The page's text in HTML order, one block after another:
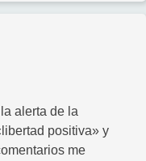
alerta de la
positiva» y
me